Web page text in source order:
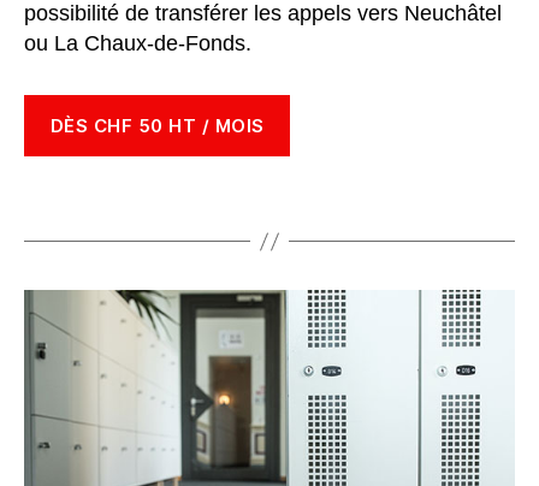
possibilité de transférer les appels vers Neuchâtel
ou La Chaux-de-Fonds.
DÈS CHF 50 HT / MOIS